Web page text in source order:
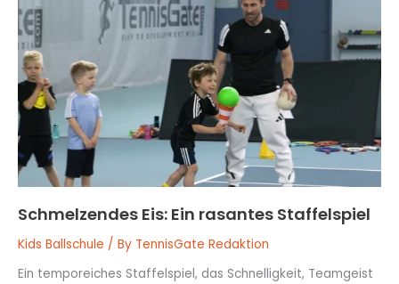
Schmelzendes Eis: Ein rasantes Staffelspiel
Kids Ballschule / By TennisGate Redaktion
Ein temporeiches Staffelspiel, das Schnelligkeit, Teamgeist
Eis:
Ein
rasantes
Staffelspiel